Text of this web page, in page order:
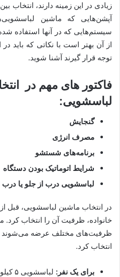
زیادی در این زمینه دارند، انتخاب
آپشن‌هایی که ماشین
سیستم‌هایی که در آنها استفاده
از آن بهتر است با نکاتی که باید
توجه قرار گیرند آشنا شوید.
فاکتور های مهم در
لباسشویی:
گنجایش
مصرف انرژی
برنامه‌های شستشو
شرایط اتوماتیک بودن دستگاه
لباسشویی درب از جلو یا درب
در انتخاب ماشین لباسشویی، قبل از
خانواده، ظرفیت آن را انتخاب کرد.
ظرفیت‌های مختلف عرضه می‌شوند و
انتخاب کرد.
برای یک نفر: لباسشویی ۵ کیلویی